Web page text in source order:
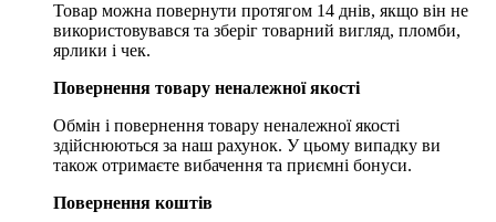
Товар можна повернути протягом 14 днів, якщо він не
використовувався та зберіг товарний вигляд, пломби,
ярлики і чек.
Повернення товару неналежної якості
Обмін і повернення товару неналежної якості
здійснюються за наш рахунок. У цьому випадку ви
також отримаєте вибачення та приємні бонуси.
Повернення коштів